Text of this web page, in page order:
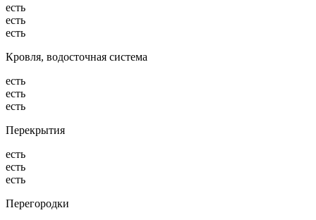
есть
есть
есть
Кровля, водосточная система
есть
есть
есть
Перекрытия
есть
есть
есть
Перегородки